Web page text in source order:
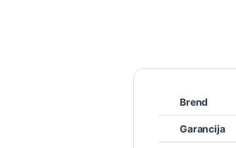
Brend
Garancija